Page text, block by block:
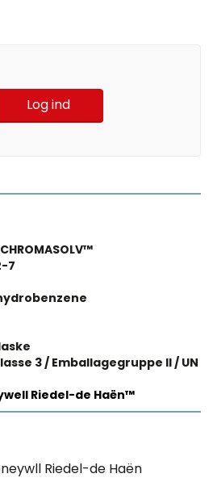
Log ind
7
3 / Emballagegruppe II / UN
Riedel-de Haën™
Riedel-de Haën